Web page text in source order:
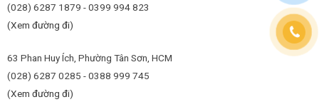
(028) 6287 1879 - 0399 994 823
(Xem đường đi)
63 Phan Huy Ích, Phường Tân Sơn, HCM
(028) 6287 0285 - 0388 999 745
(Xem đường đi)